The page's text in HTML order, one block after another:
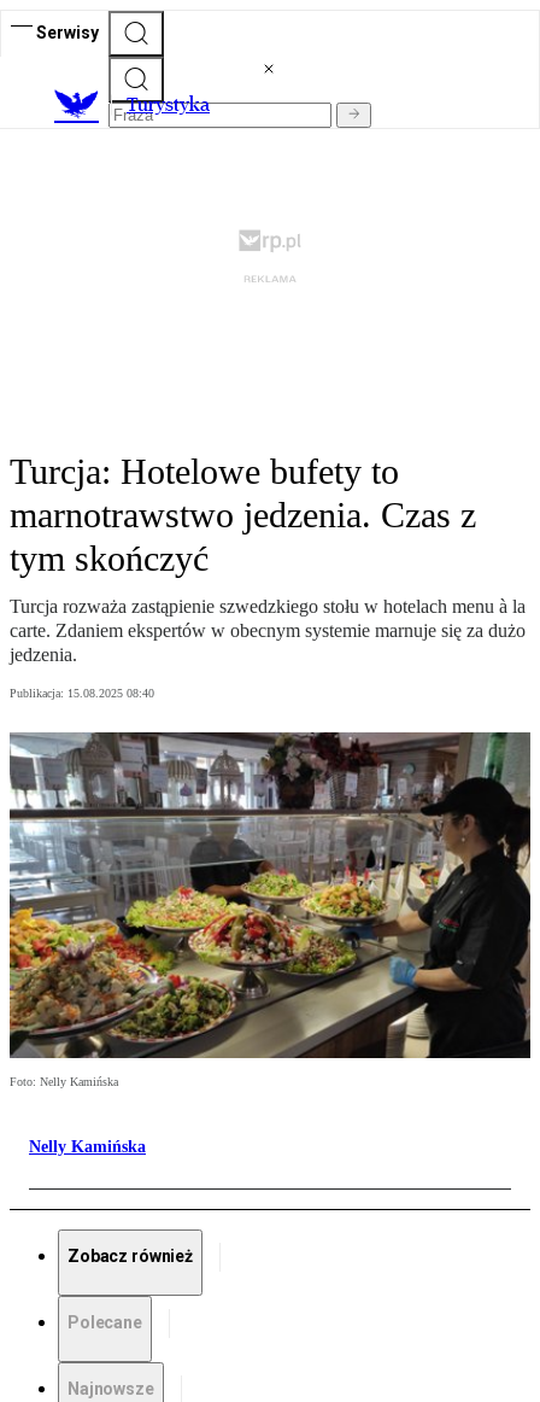
Serwisy
Turystyka
Turcja: Hotelowe bufety to
marnotrawstwo jedzenia. Czas z
tym skończyć
Turcja rozważa zastąpienie szwedzkiego stołu w hotelach menu à la
carte. Zdaniem ekspertów w obecnym systemie marnuje się za dużo
jedzenia.
Publikacja: 15.08.2025 08:40
Foto: Nelly Kamińska
Nelly Kamińska
Zobacz również
Polecane
Najnowsze